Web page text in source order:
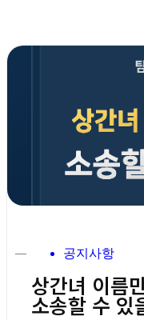
공지사항
상간녀 이름
소송할 수 있